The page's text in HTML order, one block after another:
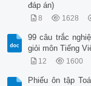
đáp án)
8 1628
99 câu trắc
giỏi môn Tiếng
12 1600
Phiếu ôn tập